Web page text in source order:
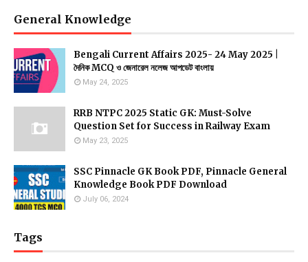
General Knowledge
Bengali Current Affairs 2025- 24 May 2025 |
দৈনিক MCQ ও জেনারেল নলেজ আপডেট বাংলায়
May 24, 2025
RRB NTPC 2025 Static GK: Must-Solve
Question Set for Success in Railway Exam
May 23, 2025
SSC Pinnacle GK Book PDF, Pinnacle General
Knowledge Book PDF Download
July 06, 2024
Tags